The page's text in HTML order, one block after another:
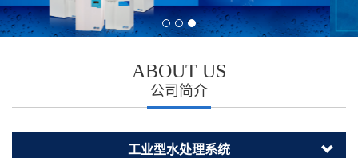
ABOUT US
公司简介
工业型水处理系统